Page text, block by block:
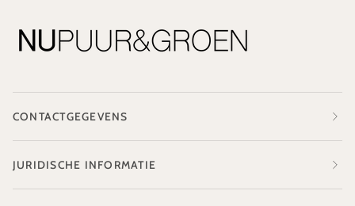
CONTACTGEGEVENS
JURIDISCHE INFORMATIE